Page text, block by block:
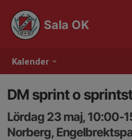
Kalender
Sala OK
DM sprint o
Lördag 23 maj, 10:00-
Norberg,